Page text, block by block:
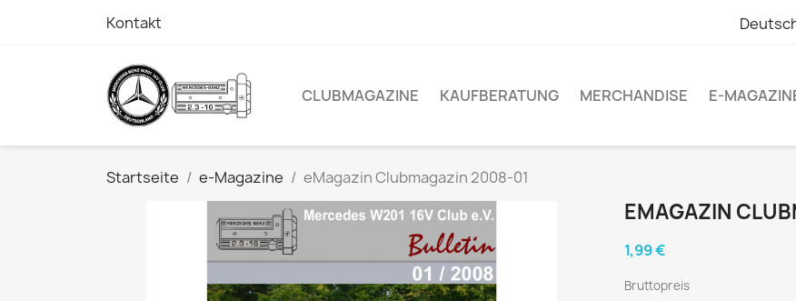
Kontakt
CLUBMAGAZINE KAUFBERATUNG MERCHANDISE E-
Startseite e-Magazine eMagazin Clubmagazin 2008-01
EMAGAZIN
1,99 €
Bruttopreis